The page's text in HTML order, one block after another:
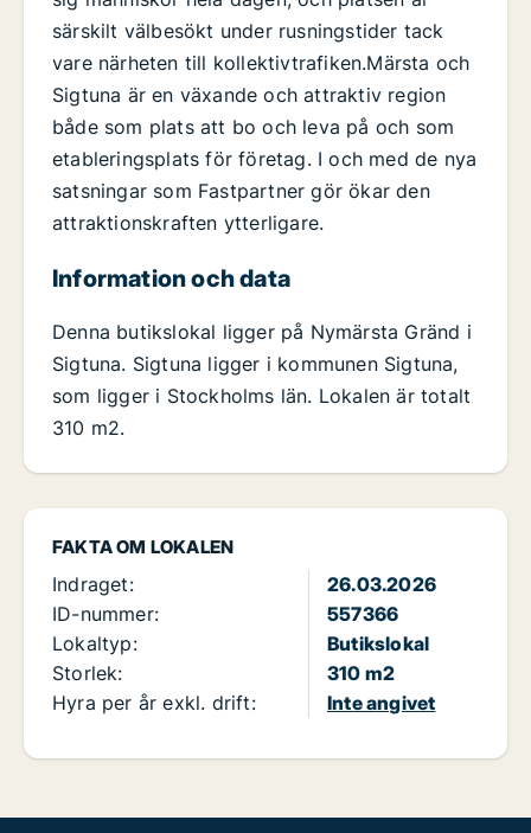
FAKTA OM LOKALEN
Indraget:
26.03.2026
ID-nummer:
557366
Lokaltyp:
Butikslokal
Storlek:
310 m2
Hyra per år exkl. drift:
Inte angivet
särskilt välbesökt under rusningstider tack
vare närheten till kollektivtrafiken.Märsta och
Sigtuna är en växande och attraktiv region
både som plats att bo och leva på och som
etableringsplats för företag. I och med de nya
satsningar som Fastpartner gör ökar den
attraktionskraften ytterligare.
Information och data
Denna butikslokal ligger på Nymärsta Gränd i
Sigtuna. Sigtuna ligger i kommunen Sigtuna,
som ligger i Stockholms län. Lokalen är totalt
310 m2.